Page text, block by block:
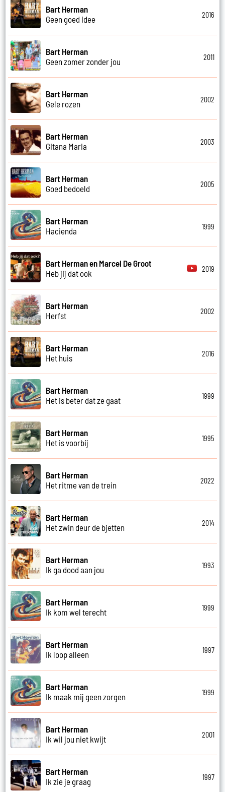
Bart Herman
Geen goed idee
2016
Bart Herman
Geen zomer zonder jou
2011
Bart Herman
Gele rozen
2002
Bart Herman
Gitana Maria
2003
Bart Herman
Goed bedoeld
2005
Bart Herman
Hacienda
1999
Bart Herman en Marcel De Groot
Heb jij dat ook
2019
Bart Herman
Herfst
2002
Bart Herman
Het huis
2016
Bart Herman
Het is beter dat ze gaat
1999
Bart Herman
Het is voorbij
1995
Bart Herman
Het ritme van de trein
2022
Bart Herman
Het zwin deur de bjetten
2014
Bart Herman
Ik ga dood aan jou
1993
Bart Herman
Ik kom wel terecht
1999
Bart Herman
Ik loop alleen
1997
Bart Herman
Ik maak mij geen zorgen
1999
Bart Herman
Ik wil jou niet kwijt
2001
Bart Herman
Ik zie je graag
1997